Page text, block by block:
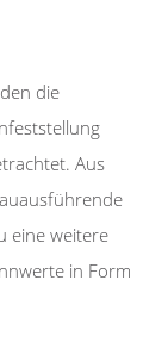
die
Aus
eine weitere
in Form